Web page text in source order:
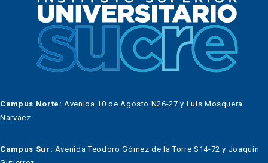
Campus Norte: Avenida 10 de Agosto N26-27 y Luis Mosquera
Narváez
Campus Sur: Avenida Teodoro Gómez de la Torre S14-72 y Joaquin